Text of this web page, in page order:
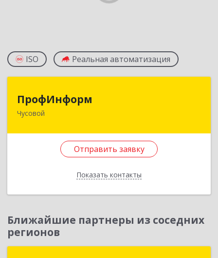
ISO Реальная автоматизация
ПрофИнформ
Чусовой
Отправить заявку
Показать контакты
618204, Пермский край, г.о. Чусовской, Чусовой
Отправить заявку
Назад
Ближайшие партнеры из соседних
регионов